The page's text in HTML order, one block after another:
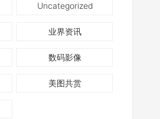
Uncategorized
业界资讯
数码影像
美图共赏